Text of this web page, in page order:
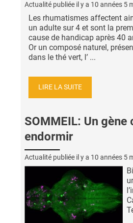
Actualité publiée il y a 10 années 5
Les rhumatismes affectent
un adulte sur 4 et sont la
cause de handicap après 40
Or un composé naturel,
dans le thé vert, l’ ...
LIRE LA SUITE
SOMMEIL: Un
endormir
Actualité publiée il y a 10 années 5